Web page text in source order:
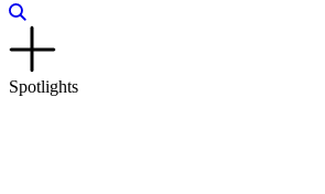
Spotlights